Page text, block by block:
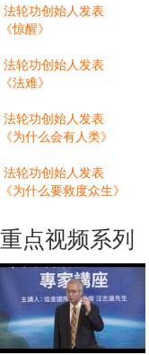
法轮功创始人发表
《惊醒》
法轮功创始人发表
《法难》
法轮功创始人发表
《为什么会有人类》
法轮功创始人发表
《为什么要救度众生》
重点视频系列